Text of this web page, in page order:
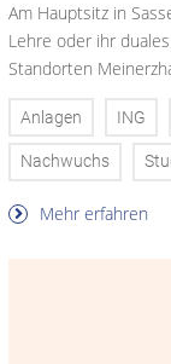
Am Hauptsitz in
Lehre oder ihr
Standorten
Anlagen ING
Nachwuchs
Mehr erfahren